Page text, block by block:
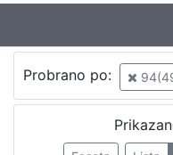
Probrano po: